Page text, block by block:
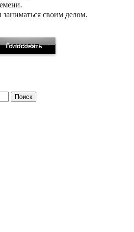
своим делом.